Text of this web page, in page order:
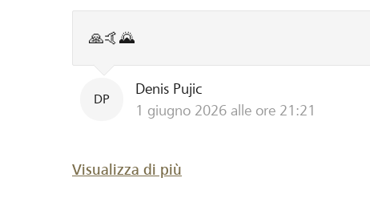
🙏🤙🌄
DP
Denis Pujic
1 giugno 2026 alle ore 21:21
Visualizza di più